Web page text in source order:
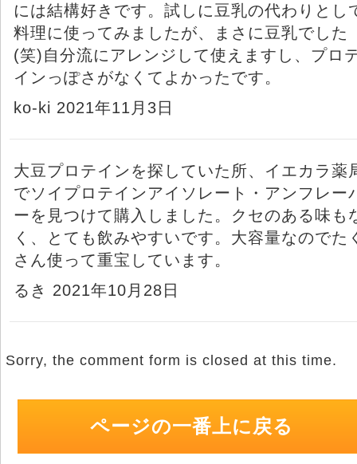
には結構好きです。試しに豆乳の代わりとし
料理に使ってみましたが、まさに豆乳でした
(笑)自分流にアレンジして使えますし、プロ
インっぽさがなくてよかったです。
ko-ki 2021年11月3日
大豆プロテインを探していた所、イエカラ薬
でソイプロテインアイソレート・アンフレー
ーを見つけて購入しました。クセのある味も
く、とても飲みやすいです。大容量なのでた
さん使って重宝しています。
るき 2021年10月28日
Sorry, the comment form is closed at this time.
ページの一番上に戻る